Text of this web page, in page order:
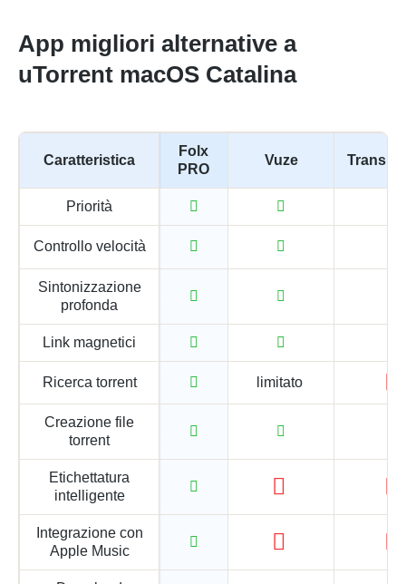
App migliori alternative a
uTorrent macOS Catalina
Caratteristica
Folx
PRO
Vuze
Priorità
Controllo velocità
Sintonizzazione
profonda
Link magnetici
Ricerca torrent limitato
Creazione file
torrent
Etichettatura
intelligente
Integrazione con
Apple Music